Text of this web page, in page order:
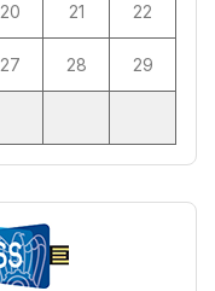
20 21 22
27 28 29